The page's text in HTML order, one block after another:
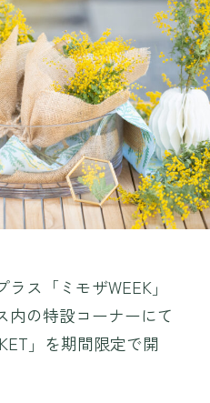
CAFE
SHOP
観光情報
運営会社情報
プライバシーポリシー
ス「ミモザWEEK」
内の特設コーナーにて
」を期間限定で開